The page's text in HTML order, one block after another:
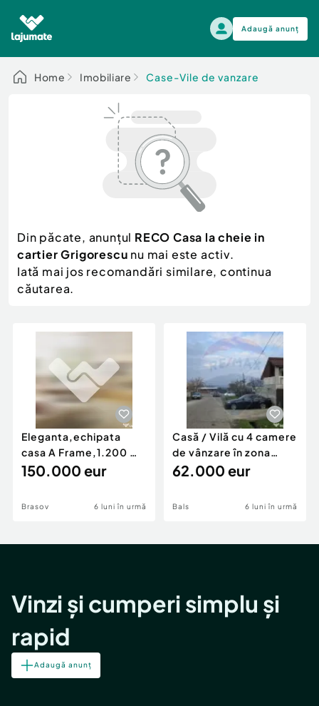
Adaugă anunț
Alege categoria
Auto, moto si ambarcatiuni
Electronice si electrocasnice
Mama si copilul
Moda si frumusete
Sport, timp liber, arta
Animale de companie
Afaceri și echipamente profesionale
Inchiriere Bunuri si Vehicule
Auto, moto si ambarcatiuni
Scutere - ATV - UTV
Autoutilitare
Ambarcatiuni
Camioane - Rulote - Remorci
Utilaje agricole si industriale
Piese auto si accesorii
Dacia Duster
Home Imobiliare Case-Vile de vanzare
Din păcate, anunțul RECO Casa la cheie in
cartier Grigorescu nu mai este activ.
Iată mai jos recomandări similare, continua
căutarea.
Eleganta,echipata
casa A Frame,1.200 mp
teren,deschidere Pia
150.000 eur
Brasov 6 luni în urmă
Casă / Vilă cu 4 camere
de vânzare în zona
Periferie
62.000 eur
Bals 6 luni în urmă
Vinzi și cumperi simplu și
rapid
Adaugă anunț